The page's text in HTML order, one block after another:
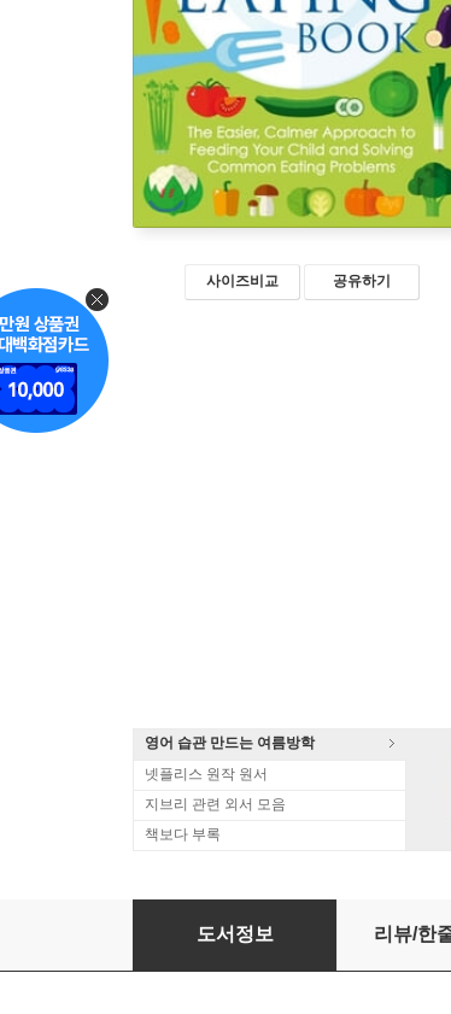
사이즈비교 공유하기
영어 습관 만드는 여름방학
넷플리스 원작 원서
지브리 관련 외서 모음
책보다 부록
The Gentle Eating Book
도서정보 리뷰/한